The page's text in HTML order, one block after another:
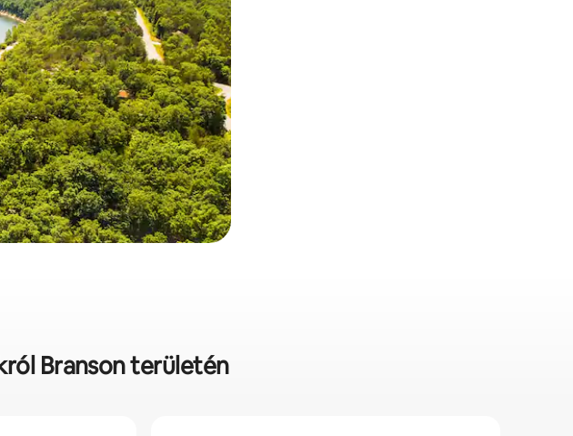
Branson területén